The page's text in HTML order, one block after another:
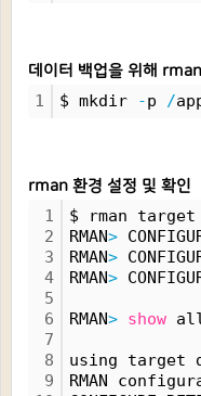
데이터 백업을 위해
1 $ mkdir -p /
rman 환경 설정 및 확인
1
2
3
4
5
6
7
8
9
$ rman target
RMAN>
RMAN>
RMAN>
RMAN> show
using target
RMAN